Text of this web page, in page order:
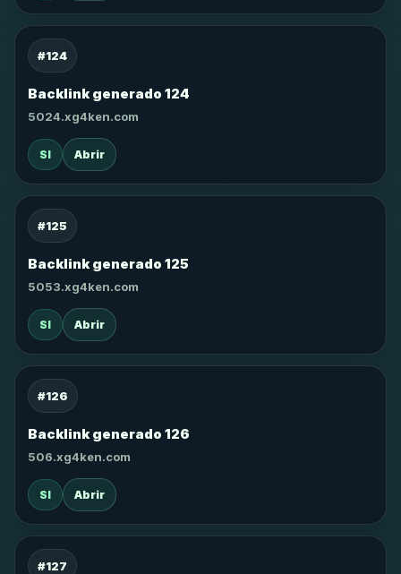
#124
Backlink generado 124
5024.xg4ken.com
SI Abrir
#125
Backlink generado 125
5053.xg4ken.com
SI Abrir
#126
Backlink generado 126
506.xg4ken.com
SI Abrir
#127